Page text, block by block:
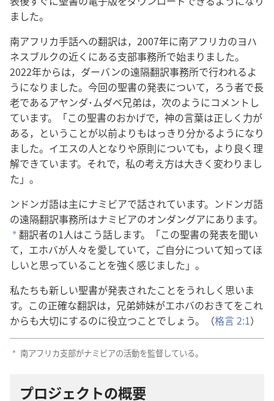
ました。
南アフリカ手話への翻訳は，2007年に南アフリカのヨハ
ネスブルクの近くにある支部事務所で始まりました。
2022年からは，ダーバンの遠隔翻訳事務所で行われるよ
うになりました。今回の聖書の発表について，ろう者で長
老であるアヤンダ･ムダベ兄弟は，次のようにコメントし
ています。「この聖書のおかげで，神の言葉は正しく力が
ある，ということが以前よりもはっきり分かるようになり
ました。イエスの人となりや原則についても，より良く理
解できています。それで，私の考え方は大きく変わりまし
た」。
ンドンガ語は主にナミビアで話されています。ンドンガ語
の遠隔翻訳事務所はナミビアのオンダングアにあります。
a翻訳者の1人はこう話します。「この聖書の発表を聞い
て，エホバが人々を愛していて，ご自分について知ってほ
しいと思っていることを強く感じました」。
私たちも新しい聖書が発表されたことをうれしく思いま
す。この正確な翻訳は，兄弟姉妹がエホバのおきてをこれ
からも大切にするのに役立つことでしょう。（格言 2:1）
a 南アフリカ支部がナミビアの活動を監督している。
プロジェクトの概要